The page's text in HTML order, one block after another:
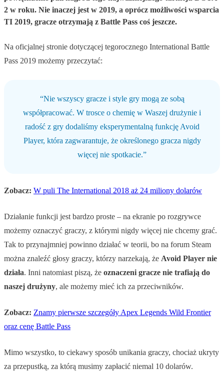
2 w roku. Nie inaczej jest w 2019, a oprócz możliwości wsparcia
TI 2019, gracze otrzymają z Battle Pass coś jeszcze.
Na oficjalnej stronie dotyczącej tegorocznego International Battle
Pass 2019 możemy przeczytać:
“Nie wszyscy gracze i style gry mogą ze sobą
współpracować. W trosce o chemię w Waszej drużynie i
radość z gry dodaliśmy eksperymentalną funkcję Avoid
Player, która zagwarantuje, że określonego gracza nigdy
więcej nie spotkacie.”
Zobacz: W puli The International 2018 aż 24 miliony dolarów
Działanie funkcji jest bardzo proste – na ekranie po rozgrywce
możemy oznaczyć graczy, z którymi nigdy więcej nie chcemy grać.
Tak to przynajmniej powinno działać w teorii, bo na forum Steam
można znaleźć głosy graczy, którzy narzekają, że Avoid Player nie
działa. Inni natomiast piszą, że oznaczeni gracze nie trafiają do
naszej drużyny, ale możemy mieć ich za przeciwników.
Zobacz: Znamy pierwsze szczegóły Apex Legends Wild Frontier
oraz cenę Battle Pass
Mimo wszystko, to ciekawy sposób unikania graczy, chociaż ukryty
za przepustką, za którą musimy zapłacić niemal 10 dolarów.